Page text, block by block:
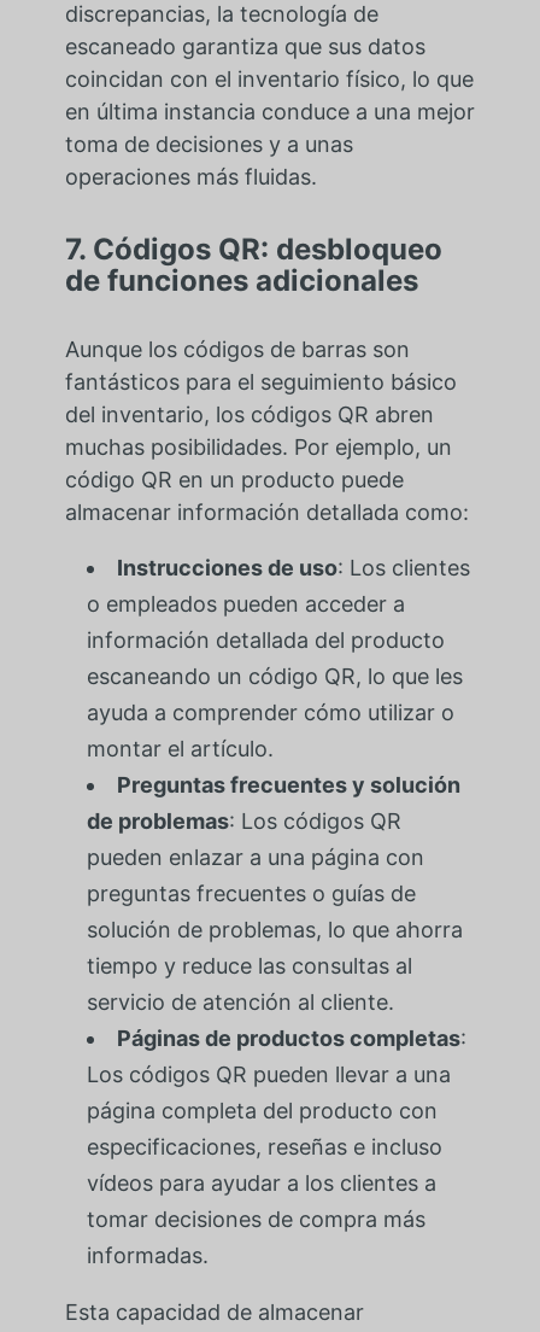
discrepancias, la tecnología de
escaneado garantiza que sus datos
coincidan con el inventario físico, lo que
en última instancia conduce a una mejor
toma de decisiones y a unas
operaciones más fluidas.
7. Códigos QR: desbloqueo
de funciones adicionales
Aunque los códigos de barras son
fantásticos para el seguimiento básico
del inventario, los códigos QR abren
muchas posibilidades. Por ejemplo, un
código QR en un producto puede
almacenar información detallada como:
Instrucciones de uso: Los clientes
o empleados pueden acceder a
información detallada del producto
escaneando un código QR, lo que les
ayuda a comprender cómo utilizar o
montar el artículo.
Preguntas frecuentes y solución
de problemas: Los códigos QR
pueden enlazar a una página con
preguntas frecuentes o guías de
solución de problemas, lo que ahorra
tiempo y reduce las consultas al
servicio de atención al cliente.
Páginas de productos completas:
Los códigos QR pueden llevar a una
página completa del producto con
especificaciones, reseñas e incluso
vídeos para ayudar a los clientes a
tomar decisiones de compra más
informadas.
Esta capacidad de almacenar